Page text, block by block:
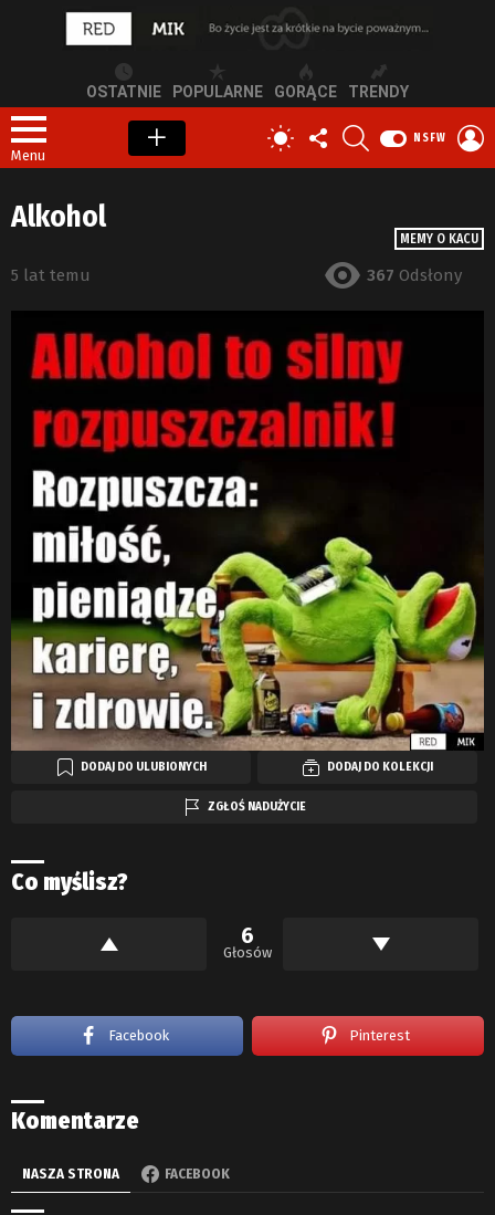
OSTATNIE POPULARNE GORĄCE TRENDY
Menu
PRZEŁĄCZ
SKÓRKĘ
OBSERWUJ
NAS
NSFW
MEMY O KACU
Alkohol
5 lat temu 367 Odsłony
DODAJ DO ULUBIONYCH DODAJ DO KOLEKCJI
ZGŁOŚ NADUŻYCIE
Co myślisz?
6
Głosów
Facebook Pinterest
Komentarze
NASZA STRONA FACEBOOK